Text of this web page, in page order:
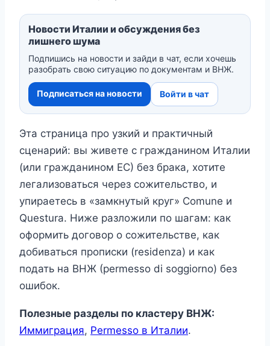
Новости Италии и обсуждения без
лишнего шума
Подпишись на новости и зайди в чат, если хочешь
разобрать свою ситуацию по документам и ВНЖ.
Подписаться на новости Войти в чат
Эта страница про узкий и практичный
сценарий: вы живете с гражданином Италии
(или гражданином ЕС) без брака, хотите
легализоваться через сожительство, и
упираетесь в «замкнутый круг» Comune и
Questura. Ниже разложили по шагам: как
оформить договор о сожительстве, как
добиваться прописки (residenza) и как
подать на ВНЖ (permesso di soggiorno) без
ошибок.
Полезные разделы по кластеру ВНЖ:
Иммиграция, Permesso в Италии.